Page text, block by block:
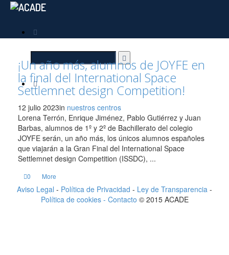
¡Un año más, alumnos de JOYFE en
la final del International Space
Settlemnet design Competition!
12 julio 2023in nuestros centros
Lorena Terrón, Enrique Jiménez, Pablo Gutiérrez y Juan
Barbas, alumnos de 1º y 2º de Bachillerato del colegio
JOYFE serán, un año más, los únicos alumnos españoles
que viajarán a la Gran Final del International Space
Settlemnet design Competition (ISSDC), ...
0 More
Aviso Legal - Política de Privacidad - Ley de Transparencia -
Política de cookies - Contacto © 2015 ACADE